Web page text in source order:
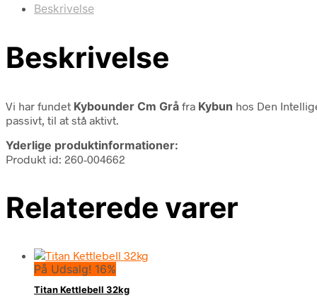
Beskrivelse
Beskrivelse
Vi har fundet Kybounder Cm Grå fra Kybun hos Den
passivt, til at stå aktivt.
Yderlige produktinformationer:
Produkt id: 260-004662
Relaterede varer
På Udsalg! 16%
Titan Kettlebell 32kg